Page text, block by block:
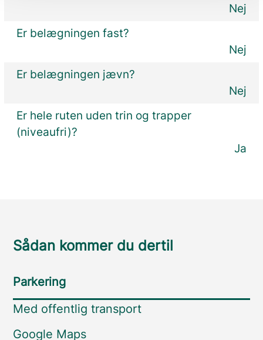
Nej
Er belægningen fast?
Nej
Er belægningen jævn?
Nej
Er hele ruten uden trin og trapper
(niveaufri)?
Ja
Sådan kommer du dertil
Parkering
Med offentlig transport
Google Maps